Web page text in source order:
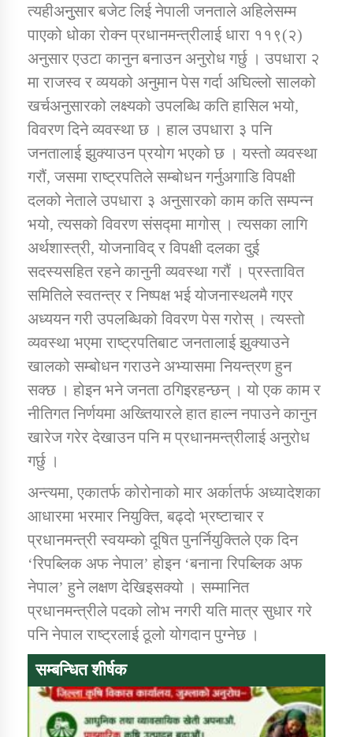
त्यहीअनुुसार बजेट लिई नेपाली जनताले अहिलेसम्म
पाएको धोका रोक्न प्रधानमन्त्रीलाई धारा ११९(२)
अनुसार एउटा कानुन बनाउन अनुरोध गर्छु । उपधारा २
मा राजस्व र व्ययको अनुमान पेस गर्दा अघिल्लो सालको
खर्चअनुसारको लक्ष्यको उपलब्धि कति हासिल भयो,
विवरण दिने व्यवस्था छ । हाल उपधारा ३ पनि
जनतालाई झुक्याउन प्रयोग भएको छ । यस्तो व्यवस्था
गरौं, जसमा राष्ट्रपतिले सम्बोधन गर्नुअगाडि विपक्षी
दलको नेताले उपधारा ३ अनुसारको काम कति सम्पन्न
भयो, त्यसको विवरण संसद्मा मागोस् । त्यसका लागि
अर्थशास्त्री, योजनाविद् र विपक्षी दलका दुई
सदस्यसहित रहने कानुनी व्यवस्था गरौं । प्रस्तावित
समितिले स्वतन्त्र र निष्पक्ष भई योजनास्थलमै गएर
अध्ययन गरी उपलब्धिको विवरण पेस गरोस् । त्यस्तो
व्यवस्था भएमा राष्ट्रपतिबाट जनतालाई झुक्याउने
खालको सम्बोधन गराउने अभ्यासमा नियन्त्रण हुन
सक्छ । होइन भने जनता ठगिइरहन्छन् । यो एक काम र
नीतिगत निर्णयमा अख्तियारले हात हाल्न नपाउने कानुन
खारेज गरेर देखाउन पनि म प्रधानमन्त्रीलाई अनुरोध
गर्छु ।
अन्त्यमा, एकातर्फ कोरोनाको मार अर्कातर्फ अध्यादेशका
आधारमा भरमार नियुक्ति, बढ्दो भ्रष्टाचार र
प्रधानमन्त्री स्वयम्को दूषित पुनर्नियुक्तिले एक दिन
‘रिपब्लिक अफ नेपाल’ होइन ‘बनाना रिपब्लिक अफ
नेपाल’ हुने लक्षण देखिइसक्यो । सम्मानित
प्रधानमन्त्रीले पदको लोभ नगरी यति मात्र सुधार गरे
पनि नेपाल राष्ट्रलाई ठूलो योगदान पुग्नेछ ।
सम्बन्धित शीर्षक